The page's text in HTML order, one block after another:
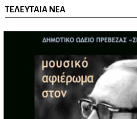
ΤΕΛΕΥΤΑΊΑ ΝΈΑ